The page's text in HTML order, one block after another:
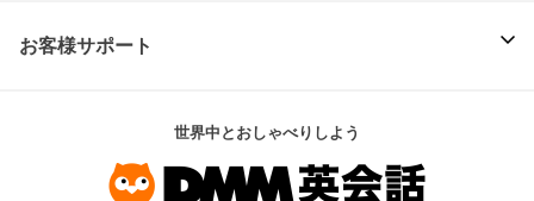
お客様サポート
世界中とおしゃべりしよう